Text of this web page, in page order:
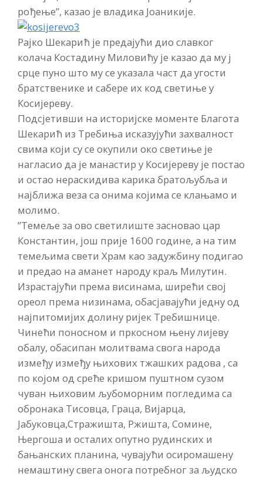
рођење”, казао је владика Јоаникије.
Рајко Шекарић је предајући дио славког
колача Костадину Миловићу је казао да му ј
срце пуно што му се указала част да угости
братственике и сабере их код светиње у
Косијереву.
Подсјетивши на историјске моменте Благота
Шекарић из Требиња исказујући захвалност
свима који су се окупили око светиње је
нагласио да је манастир у Косијереву је постао
и остао нераскидива карика братољубља и
најближа веза са онима којима се клањамо и
молимо.
”Темеље за ово светилиште засновао цар
Константин, још прије 1600 године, а на тим
темељима свети Храм као задужбину подигао
и предао на аманет народу краљ Милутин.
Израстајући према висинама, ширећи свој
ореол према низинама, обасјавајући једну од
најпитомијих долину ријек Требишнице.
Чинећи поносном и пркосном њену лијеву
обалу, обасипан молитвама свога народа
између између њихових тжашких радова , са
по којом од среће кришом пуштном сузом
чуван њиховим љубоморним погледима са
обронака Тисовца, Граца, Вијарца,
Јабуковца,Стражишта, Ржишта, Сомине,
Њергоша и осталих опутно рудинских и
бањанских планина, чувајући осиромашену
немаштину свега онога потребног за људско